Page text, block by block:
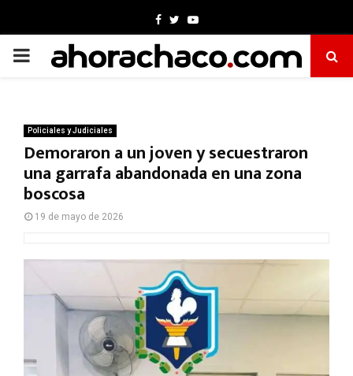
Facebook
TwitterYoutube
PRIMARY
Policiales y Judiciales
Demoraron a un joven y secuestraron
una garrafa abandonada en una zona
boscosa
19 de mayo de 2026